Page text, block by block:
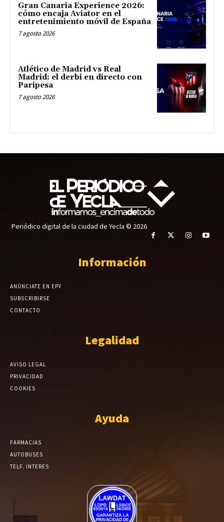
Gran Canaria Experience 2026:
cómo encaja Aviator en el
entretenimiento móvil de España
7 agosto 2026
Atlético de Madrid vs Real
Madrid: el derbi en directo con
Paripesa
7 agosto 2026
Periódico digital de la ciudad de Yecla © 2026
Información
ANÚNCIATE EN EPY
SUBSCRIBIRSE
CONTACTO
Legalidad
AVISO LEGAL
PRIVACIDAD
COOKIES
Ayuda
FARMACIAS
AUTOBUSES
TELF. INTERES